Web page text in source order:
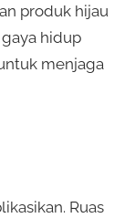
produk hijau
hidup
menjaga
Ruas